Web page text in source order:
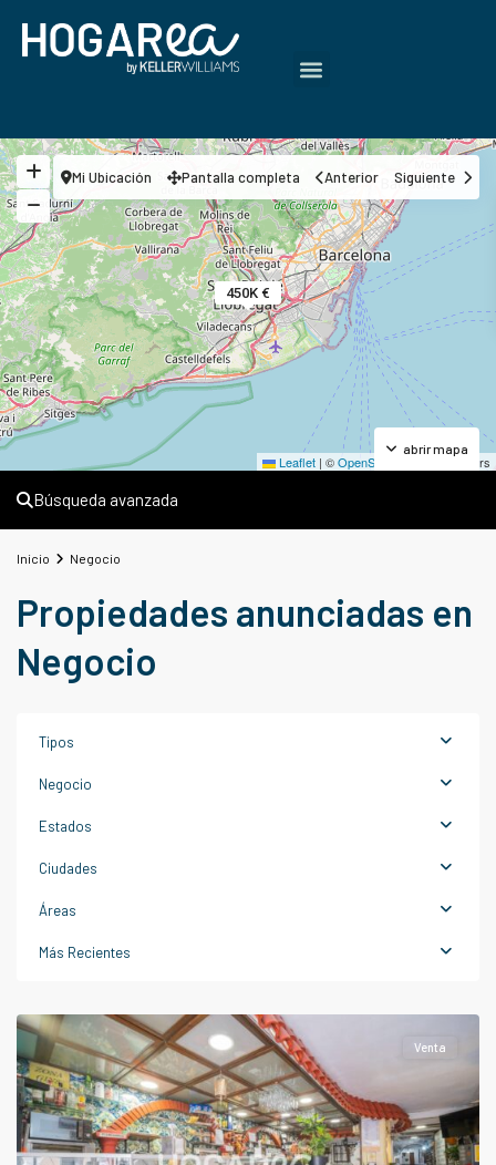
450K €
Leaflet | ©OpenStreetMap contributors
abrir mapa
Mi Ubicación Pantalla completa Anterior Siguiente
Búsqueda avanzada
Inicio Negocio
Propiedades anunciadas en
Negocio
Tipos
Negocio
Estados
Ciudades
Áreas
Más Recientes
Sant
Venta